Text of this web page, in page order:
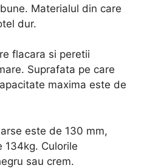
Materialul din care
dur.
flacara si peretii
Suprafata pe care
maxima este de
este de 130 mm,
Culorile
sau crem.